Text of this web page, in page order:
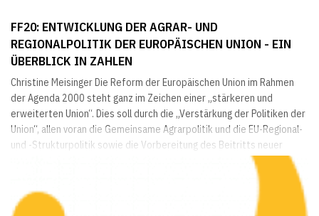
FF20: ENTWICKLUNG DER AGRAR- UND
REGIONALPOLITIK DER EUROPÄISCHEN UNION - EIN
ÜBERBLICK IN ZAHLEN
Christine Meisinger Die Reform der Europäischen Union im Rahmen
der Agenda 2000 steht ganz im Zeichen einer „stärkeren und
erweiterten Union“. Dies soll durch die „Verstärkung der Politiken der
Union“, allen voran die Gemeinsame Agrarpolitik und die EU-Regional-
und -Strukturpolitik sowie die Vorbereitung des Beitritts neuer
Mitglieder ab frühestens 2002 erreicht werden. Ein strikter
Finanzrahmen gibt den Spielraum für die Planungsperiode 2000-2006
vor. Im Rahmen ihrer...